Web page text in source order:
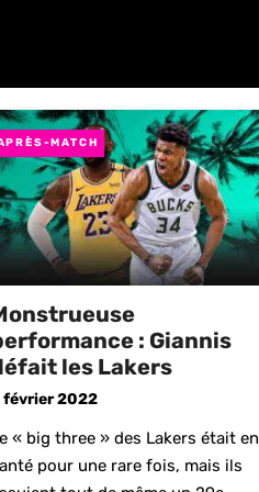
MATCH
: Giannis
les Lakers
février 2022
« big three » des Lakers était en
pour une rare fois, mais ils